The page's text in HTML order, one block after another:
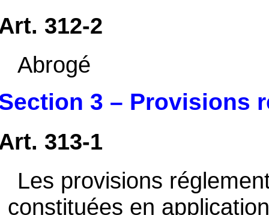
312-2
Abrogé
3 – Provisions
313-1
Les provisions
constituées en